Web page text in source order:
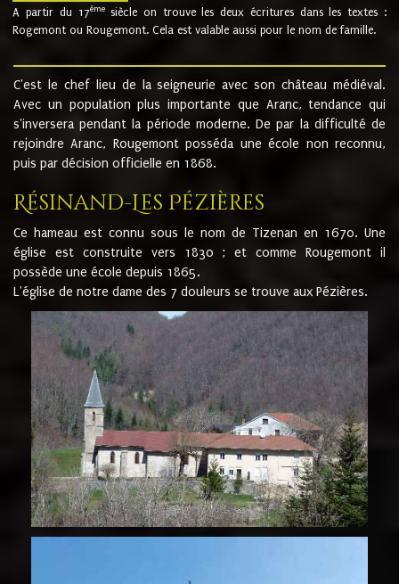
A partir du 17ème siècle on trouve les deux écritures dans les textes :
Rogemont ou Rougemont. Cela est valable aussi pour le nom de famille.
C'est le chef lieu de la seigneurie avec son château médiéval.
Avec un population plus importante que Aranc, tendance qui
s'inversera pendant la période moderne. De par la difficulté de
rejoindre Aranc, Rougemont posséda une école non reconnu,
puis par décision officielle en 1868.
Résinand-Les Pézières
Ce hameau est connu sous le nom de Tizenan en 1670. Une
église est construite vers 1830 ; et comme Rougemont il
possède une école depuis 1865.
L'église de notre dame des 7 douleurs se trouve aux Pézières.